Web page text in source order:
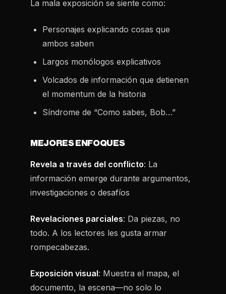
La mala exposición se siente como:
Personajes explicando cosas que
ambos saben
Largos monólogos explicativos
Volcados de información que detienen
el momentum de la historia
Síndrome de “Como sabes, Bob…”
MEJORES ENFOQUES
Revela a través del conflicto: La
información emerge durante argumentos,
investigaciones o desafíos
Revelaciones parciales: Da piezas, no
todo. A los lectores les gusta armar
rompecabezas.
Exposición visual: Muestra el mapa, el
documento, la escena—no solo lo